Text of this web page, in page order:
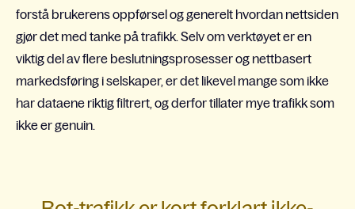
forstå brukerens oppførsel og generelt hvordan nettsiden
gjør det med tanke på trafikk. Selv om verktøyet er en
viktig del av flere beslutningsprosesser og nettbasert
markedsføring i selskaper, er det likevel mange som ikke
har dataene riktig filtrert, og derfor tillater mye trafikk som
ikke er genuin.